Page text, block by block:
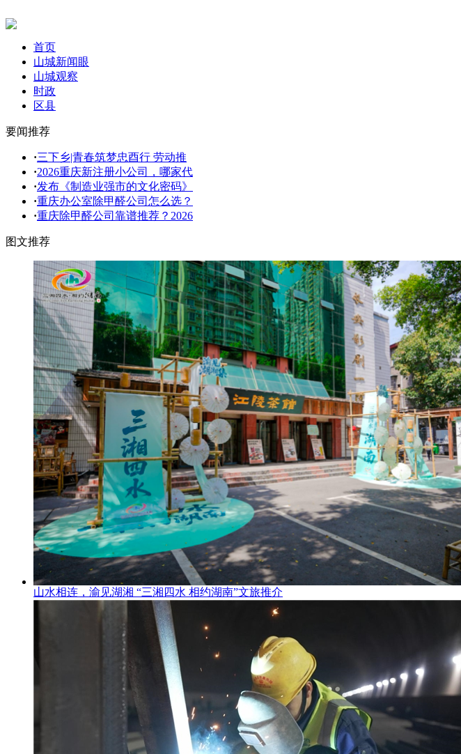
首页
山城新闻眼
山城观察
时政
区县
要闻推荐
·三下乡|青春筑梦忠酉行 劳动推
·2026重庆新注册小公司，哪家代
·发布《制造业强市的文化密码》
·重庆办公室除甲醛公司怎么选？
·重庆除甲醛公司靠谱推荐？2026
图文推荐
山水相连，渝见湖湘 “三湘四水 相约湖南”文旅推介